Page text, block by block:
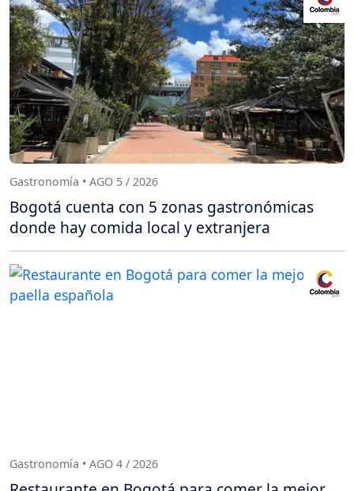
Gastronomía • AGO 5 / 2026
Bogotá cuenta con 5 zonas gastronómicas
donde hay comida local y extranjera
Gastronomía • AGO 4 / 2026